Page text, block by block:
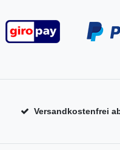
Versandkostenfrei